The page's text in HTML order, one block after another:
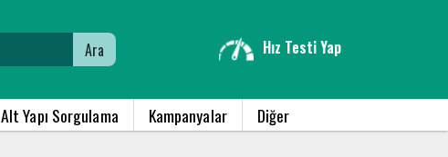
Ara Hız Testi Yap
Alt Yapı Sorgulama Kampanyalar Diğer